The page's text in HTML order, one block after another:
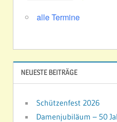
alle Termine
NEUESTE BEITRÄGE
Schützenfest 2026
Damenjubiläum – 50